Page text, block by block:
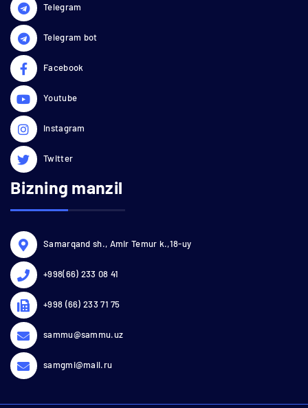
Telegram
Telegram bot
Facebook
Youtube
Instagram
Twitter
Bizning manzil
Samarqand sh., Amir Temur k.,18-uy
+998(66) 233 08 41
+998 (66) 233 71 75
sammu@sammu.uz
samgmi@mail.ru